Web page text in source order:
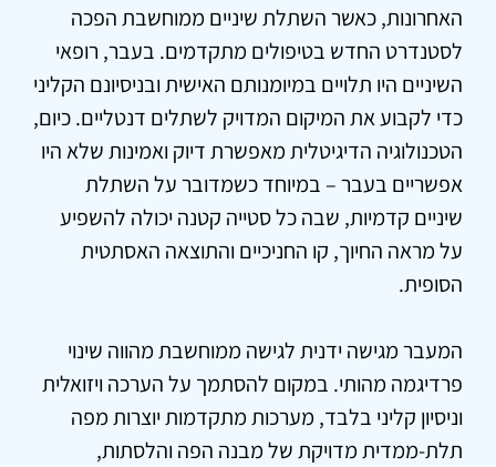
האחרונות, כאשר השתלת שיניים ממוחשבת הפכה
לסטנדרט החדש בטיפולים מתקדמים. בעבר, רופאי
השיניים היו תלויים במיומנותם האישית ובניסיונם הקליני
כדי לקבוע את המיקום המדויק לשתלים דנטליים. כיום,
הטכנולוגיה הדיגיטלית מאפשרת דיוק ואמינות שלא היו
אפשריים בעבר – במיוחד כשמדובר על השתלת
שיניים קדמיות, שבה כל סטייה קטנה יכולה להשפיע
על מראה החיוך, קו החניכיים והתוצאה האסתטית
הסופית.
המעבר מגישה ידנית לגישה ממוחשבת מהווה שינוי
פרדיגמה מהותי. במקום להסתמך על הערכה ויזואלית
וניסיון קליני בלבד, מערכות מתקדמות יוצרות מפה
תלת-ממדית מדויקת של מבנה הפה והלסתות,